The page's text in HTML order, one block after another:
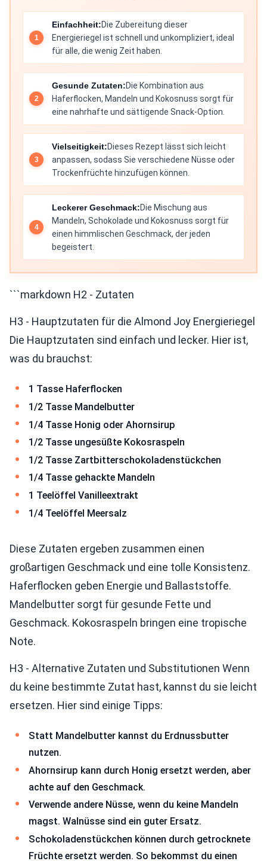
Einfachheit:Die Zubereitung dieser
Energieriegel ist schnell und unkompliziert, ideal
für alle, die wenig Zeit haben.
Gesunde Zutaten:Die Kombination aus
Haferflocken, Mandeln und Kokosnuss sorgt für
eine nahrhafte und sättigende Snack-Option.
Vielseitigkeit:Dieses Rezept lässt sich leicht
anpassen, sodass Sie verschiedene Nüsse oder
Trockenfrüchte hinzufügen können.
Leckerer Geschmack:Die Mischung aus
Mandeln, Schokolade und Kokosnuss sorgt für
einen himmlischen Geschmack, der jeden
begeistert.
```markdown H2 - Zutaten
H3 - Hauptzutaten für die Almond Joy Energieriegel
Die Hauptzutaten sind einfach und lecker. Hier ist,
was du brauchst:
1 Tasse Haferflocken
1/2 Tasse Mandelbutter
1/4 Tasse Honig oder Ahornsirup
1/2 Tasse ungesüßte Kokosraspeln
1/2 Tasse Zartbitterschokoladenstückchen
1/4 Tasse gehackte Mandeln
1 Teelöffel Vanilleextrakt
1/4 Teelöffel Meersalz
Diese Zutaten ergeben zusammen einen
großartigen Geschmack und eine tolle Konsistenz.
Haferflocken geben Energie und Ballaststoffe.
Mandelbutter sorgt für gesunde Fette und
Geschmack. Kokosraspeln bringen eine tropische
Note.
H3 - Alternative Zutaten und Substitutionen Wenn
du keine bestimmte Zutat hast, kannst du sie leicht
ersetzen. Hier sind einige Tipps:
Statt Mandelbutter kannst du Erdnussbutter
nutzen.
Ahornsirup kann durch Honig ersetzt werden, aber
achte auf den Geschmack.
Verwende andere Nüsse, wenn du keine Mandeln
magst. Walnüsse sind ein guter Ersatz.
Schokoladenstückchen können durch getrocknete
Früchte ersetzt werden. So bekommst du einen